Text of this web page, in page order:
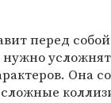
перед
Она